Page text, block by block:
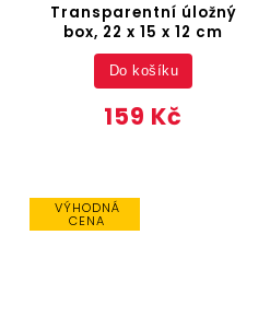
Transparentní úložný
box, 22 x 15 x 12 cm
159 Kč
Do košíku
VÝHODNÁ
CENA